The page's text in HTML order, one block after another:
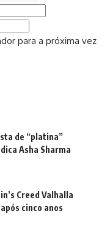
para a próxima vez
de “platina”
Asha Sharma
Creed Valhalla
cinco anos